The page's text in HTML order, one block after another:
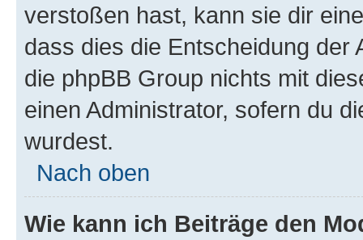
verstoßen hast, kann sie dir
dass dies die Entscheidung der
die phpBB Group nichts mit
einen Administrator, sofern du
wurdest.
Nach oben
Wie kann ich Beiträge den